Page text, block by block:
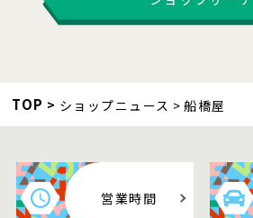
TOP ショップニュース 船橋屋
営業時間